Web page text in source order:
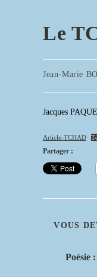
Le
Auteur/autrice
publication :
Jean-Marie
Jacques
Article-TCHAD
Partager :
VOUS
Poésie